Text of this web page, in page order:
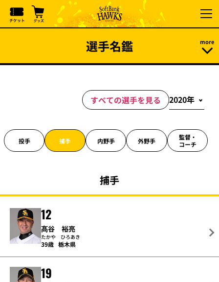
選手名鑑
すべての選手を見る
投手 捕手 内野手 外野手
監督・
コーチ
捕手
12
髙谷 裕亮
たかや ひろあき
39歳 栃木県
19